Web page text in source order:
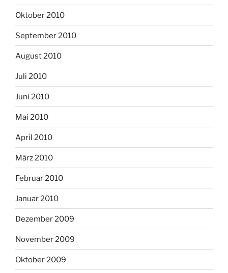
Oktober 2010
September 2010
August 2010
Juli 2010
Juni 2010
Mai 2010
April 2010
März 2010
Februar 2010
Januar 2010
Dezember 2009
November 2009
Oktober 2009